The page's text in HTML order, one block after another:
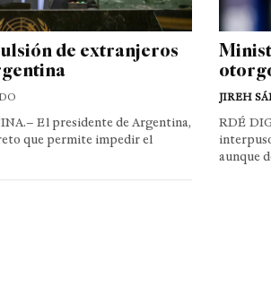
de extranjeros
El presidente de Argentina,
que permite impedir el
JIREH
RDÉ
aunque